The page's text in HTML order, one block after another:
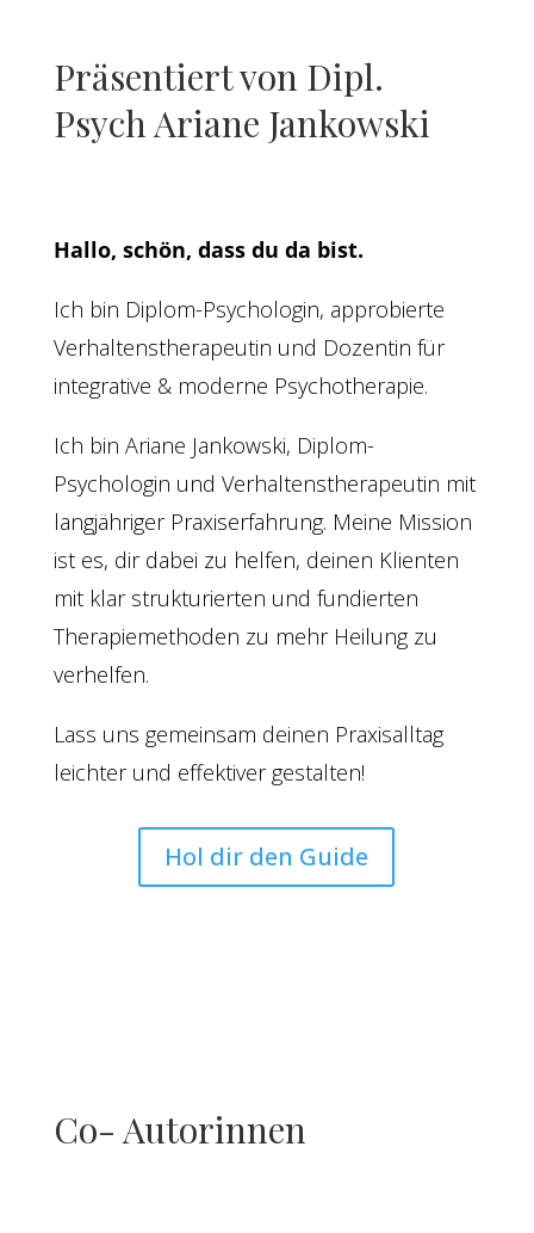
Präsentiert von Dipl.
Psych Ariane Jankowski
Hallo, schön, dass du da bist.
Ich bin Diplom-Psychologin, approbierte
Verhaltenstherapeutin und Dozentin für
integrative & moderne Psychotherapie.
Ich bin Ariane Jankowski, Diplom-
Psychologin und Verhaltenstherapeutin mit
langjähriger Praxiserfahrung. Meine Mission
ist es, dir dabei zu helfen, deinen Klienten
mit klar strukturierten und fundierten
Therapiemethoden zu mehr Heilung zu
verhelfen.
Lass uns gemeinsam deinen Praxisalltag
leichter und effektiver gestalten!
Hol dir den Guide
Co- Autorinnen